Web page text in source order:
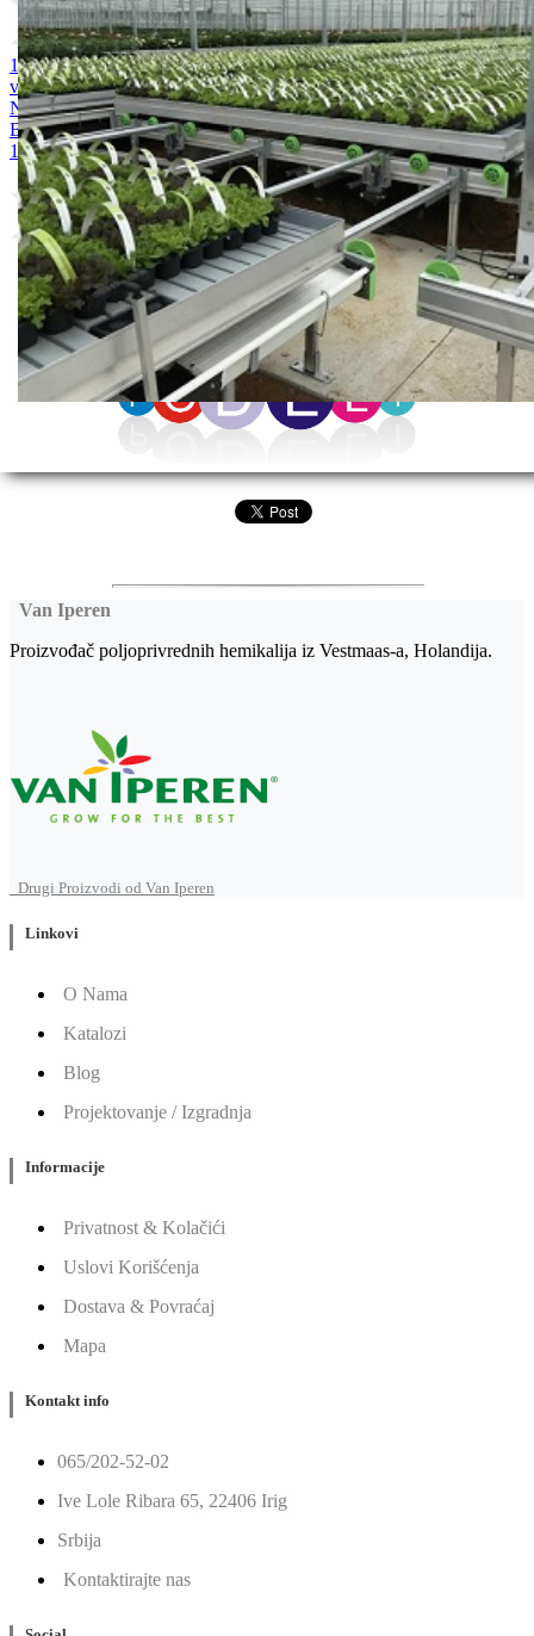
1. MAGNEZIJUM SULFAT 25kg 2. AMONIUM SULFAT /
vodotopivi 25kg 3. KALIJUM SULFAT 25kg 4. KALCIJUM
NITRAT 25kg 5. ARDENDO 6. BIG BEEF 7. Acoustic 1l 8.
Bely acid 15-10-25 + 2MgO+ Me 25kg 9. BUCHAREST 2500S
10. CINKOSAN
Van Iperen
Proizvođač poljoprivrednih hemikalija iz Vestmaas-a, Holandija.
Drugi Proizvodi od Van Iperen
Linkovi
O Nama
Katalozi
Blog
Projektovanje / Izgradnja
Informacije
Privatnost & Kolačići
Uslovi Korišćenja
Dostava & Povraćaj
Mapa
Kontakt info
065/202-52-02
Ive Lole Ribara 65, 22406 Irig
Srbija
Kontaktirajte nas